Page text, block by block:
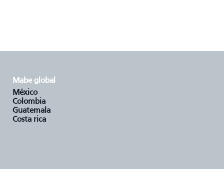
mabe global
méxico
colombia
guatemala
costa rica